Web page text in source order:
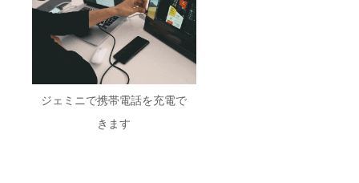
ジェミニで携帯電話を充電で
きます